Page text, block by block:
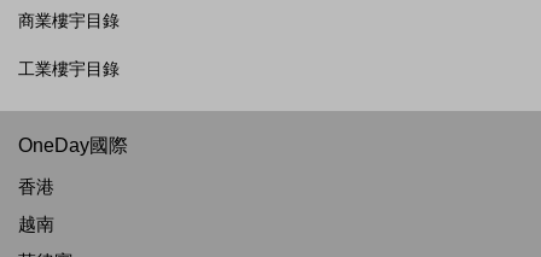
商業樓宇目錄
工業樓宇目錄
OneDay國際
香港
越南